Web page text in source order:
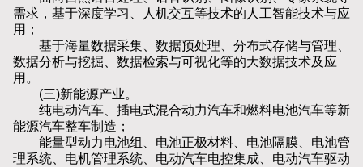
需求，基于深度学习、人机交互等技术的人工智能技术与应
用；
基于海量数据采集、数据预处理、分布式存储与管理、
数据分析与挖掘、数据检索与可视化等的大数据技术及应
用。
(三)新能源产业。
纯电动汽车、插电式混合动力汽车和燃料电池汽车等新
能源汽车整车制造；
能量型动力电池组、电池正极材料、电池隔膜、电池管
理系统、电机管理系统、电动汽车电控集成、电动汽车驱动